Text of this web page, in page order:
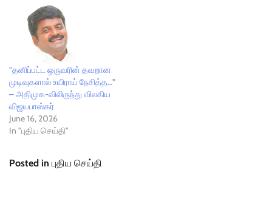
"தனிப்பட்ட ஒருவரின் தவறான
முடிவுகளால் உயிராய் நேசித்த…"
– அதிமுக-விலிருந்து விலகிய
விஜயபாஸ்கர்
June 16, 2026
In "புதிய செய்தி"
Posted in புதிய செய்தி